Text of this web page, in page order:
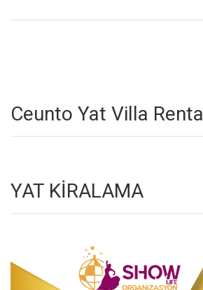
Ceunto Yat Villa Rental
YAT KİRALAMA